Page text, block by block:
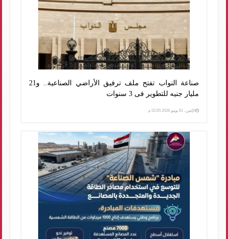
صناعة النواب تفتح ملف ترفيق الأراضي الصناعية.. و21
مليار جنيه للتطوير فى 3 سنوات
الإثنين، 01 يونيو 2026 02:05 م